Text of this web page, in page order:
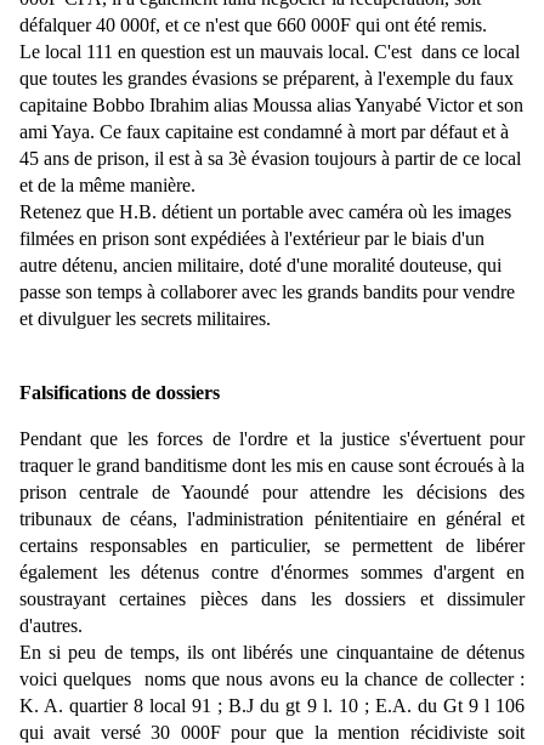
défalquer 40 000f, et ce n'est que 660 000F qui ont été remis.
Le local 111 en question est un mauvais local. C'est dans ce local
que toutes les grandes évasions se préparent, à l'exemple du faux
capitaine Bobbo Ibrahim alias Moussa alias Yanyabé Victor et son
ami Yaya. Ce faux capitaine est condamné à mort par défaut et à
45 ans de prison, il est à sa 3è évasion toujours à partir de ce local
et de la même manière.
Retenez que H.B. détient un portable avec caméra où les images
filmées en prison sont expédiées à l'extérieur par le biais d'un
autre détenu, ancien militaire, doté d'une moralité douteuse, qui
passe son temps à collaborer avec les grands bandits pour vendre
et divulguer les secrets militaires.
Falsifications de dossiers
Pendant que les forces de l'ordre et la justice s'évertuent pour
traquer le grand banditisme dont les mis en cause sont écroués à la
prison centrale de Yaoundé pour attendre les décisions des
tribunaux de céans, l'administration pénitentiaire en général et
certains responsables en particulier, se permettent de libérer
également les détenus contre d'énormes sommes d'argent en
soustrayant certaines pièces dans les dossiers et dissimuler
d'autres.
En si peu de temps, ils ont libérés une cinquantaine de détenus
voici quelques noms que nous avons eu la chance de collecter :
K. A. quartier 8 local 91 ; B.J du gt 9 l. 10 ; E.A. du Gt 9 l 106
qui avait versé 30 000F pour que la mention récidiviste soit